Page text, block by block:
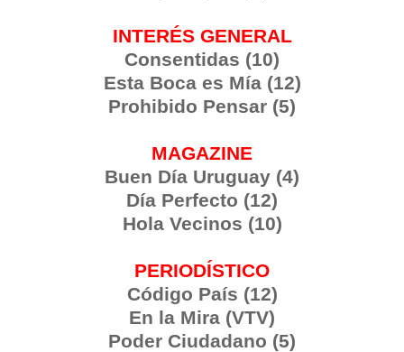
INTERÉS GENERAL
Consentidas (10)
Esta Boca es Mía (12)
Prohibido Pensar (5)
MAGAZINE
Buen Día Uruguay (4)
Día Perfecto (12)
Hola Vecinos (10)
PERIODÍSTICO
Código País (12)
En la Mira (VTV)
Poder Ciudadano (5)